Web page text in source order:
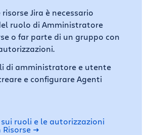
risorse Jira è necessario
ruolo di Amministratore
o far parte di un gruppo con
di amministratore e utente
e configurare Agenti
ruoli e le autorizzazioni